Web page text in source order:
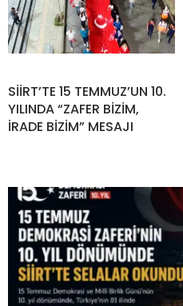
SİİRT’TE 15 TEMMUZ’UN 10.
YILINDA “ZAFER BİZİM,
İRADE BİZİM” MESAJI